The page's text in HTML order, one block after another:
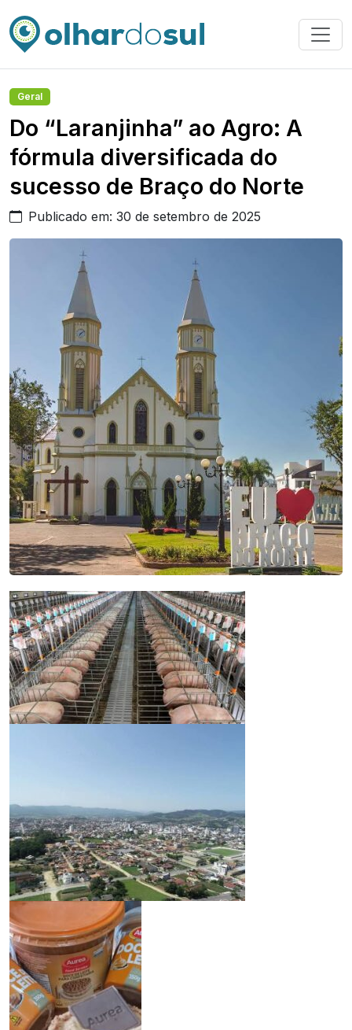
Geral
Do “Laranjinha” ao Agro: A
fórmula diversificada do
sucesso de Braço do Norte
Publicado em: 30 de setembro de 2025